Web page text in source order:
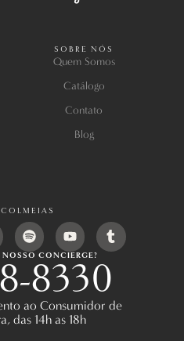
SOBRE NÓS
Quem Somos
Catálogo
Contato
Blog
NOSSO CONCIERGE?
8330
ao Consumidor de
das 14h as 18h